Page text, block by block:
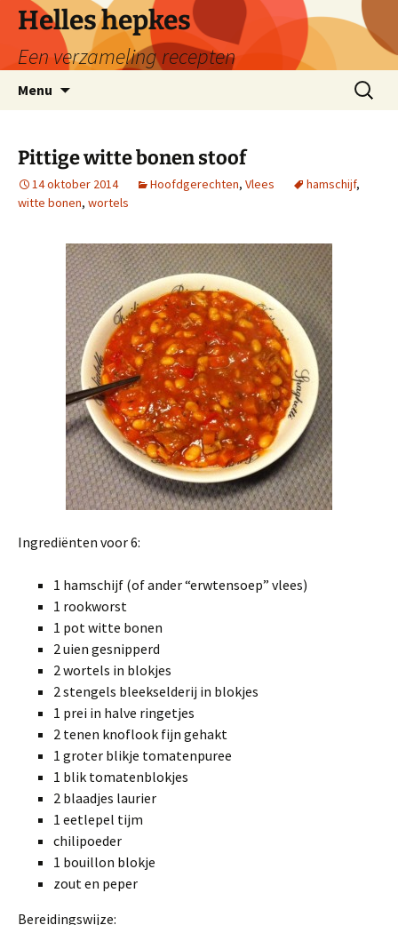
naar
inhoud
Helles hepkes
Een verzameling recepten
Menu
Zoeken
naar:
Pittige witte bonen stoof
14 oktober 2014 Hoofdgerechten, Vlees hamschijf,
witte bonen, wortels
Ingrediënten voor 6:
1 hamschijf (of ander “erwtensoep” vlees)
1 rookworst
1 pot witte bonen
2 uien gesnipperd
2 wortels in blokjes
2 stengels bleekselderij in blokjes
1 prei in halve ringetjes
2 tenen knoflook fijn gehakt
1 groter blikje tomatenpuree
1 blik tomatenblokjes
2 blaadjes laurier
1 eetlepel tijm
chilipoeder
1 bouillon blokje
zout en peper
Bereidingswijze: